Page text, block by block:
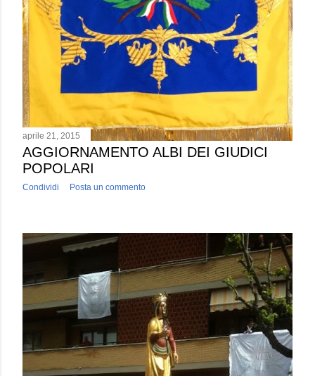
aprile 21, 2015
AGGIORNAMENTO ALBI DEI GIUDICI
POPOLARI
Condividi Posta un commento